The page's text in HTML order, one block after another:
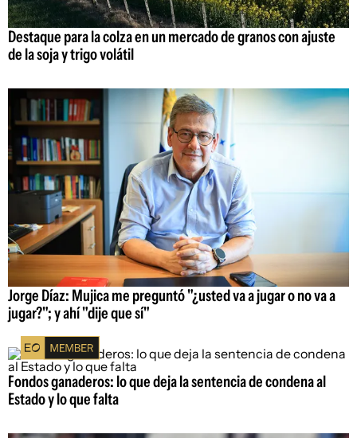
Destaque para la colza en un mercado de granos con ajuste
de la soja y trigo volátil
Jorge Díaz: Mujica me preguntó "¿usted va a jugar o no va a
jugar?"; y ahí "dije que sí"
Fondos ganaderos: lo que deja la sentencia de condena al
Estado y lo que falta